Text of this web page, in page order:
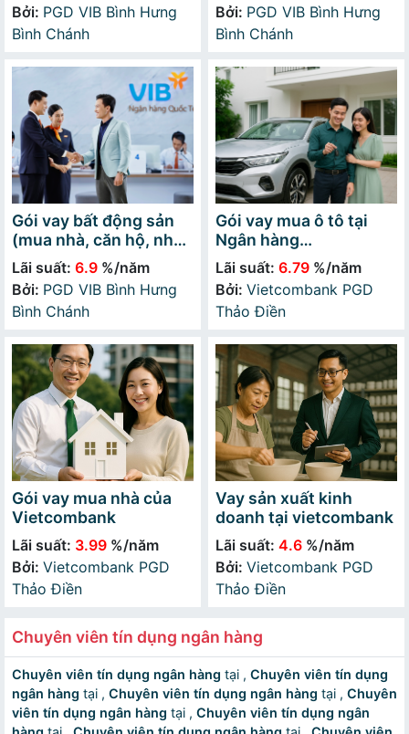
Bởi: PGD VIB Bình Hưng
Bình Chánh
Bởi: PGD VIB Bình Hưng
Bình Chánh
Gói vay bất động sản
(mua nhà, căn hộ, nhà
phố) tại Ngân hàng
Quốc Tế (VIB)
Lãi suất: 6.9 %/năm
Bởi: PGD VIB Bình Hưng
Bình Chánh
Gói vay mua ô tô tại
Ngân hàng
Vietcombank
Lãi suất: 6.79 %/năm
Bởi: Vietcombank PGD
Thảo Điền
Gói vay mua nhà của
Vietcombank
Lãi suất: 3.99 %/năm
Bởi: Vietcombank PGD
Thảo Điền
Vay sản xuất kinh
doanh tại vietcombank
Lãi suất: 4.6 %/năm
Bởi: Vietcombank PGD
Thảo Điền
Chuyên viên tín dụng ngân hàng
Chuyên viên tín dụng ngân hàng tại , Chuyên viên tín dụng
ngân hàng tại , Chuyên viên tín dụng ngân hàng tại , Chuyên
viên tín dụng ngân hàng tại , Chuyên viên tín dụng ngân